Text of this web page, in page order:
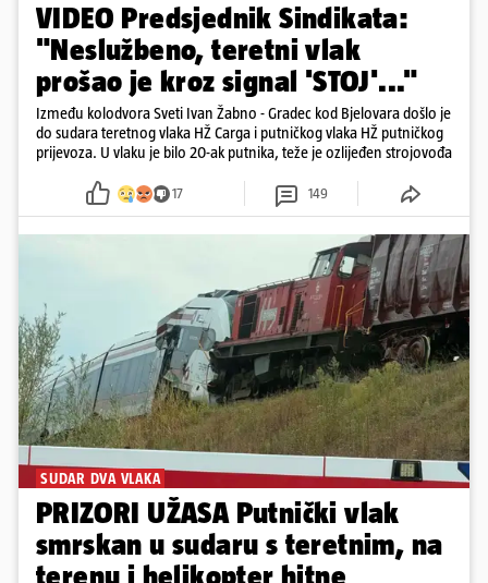
VIDEO Predsjednik Sindikata:
"Neslužbeno, teretni vlak
prošao je kroz signal 'STOJ'..."
Između kolodvora Sveti Ivan Žabno - Gradec kod Bjelovara došlo je
do sudara teretnog vlaka HŽ Carga i putničkog vlaka HŽ putničkog
prijevoza. U vlaku je bilo 20-ak putnika, teže je ozlijeđen strojovođa
17 149
SUDAR DVA VLAKA
PRIZORI UŽASA Putnički vlak
smrskan u sudaru s teretnim, na
terenu i helikopter hitne